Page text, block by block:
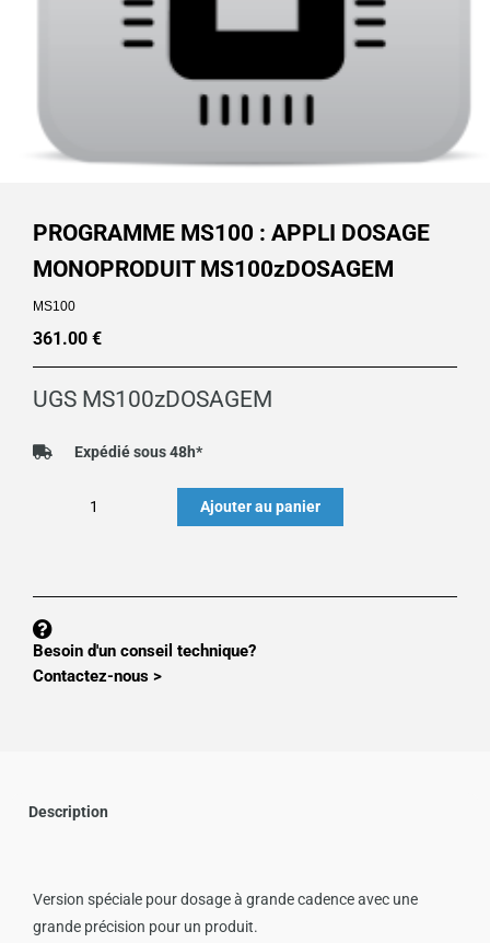
PROGRAMME MS100 : APPLI DOSAGE
MONOPRODUIT MS100zDOSAGEM
MS100
361.00 €
UGS MS100zDOSAGEM
Expédié sous 48h*
APPLI
Ajouter au panier
Besoin d'un conseil technique?
Contactez-nous >
Description
Version spéciale pour dosage à grande cadence avec une
grande précision pour un produit.